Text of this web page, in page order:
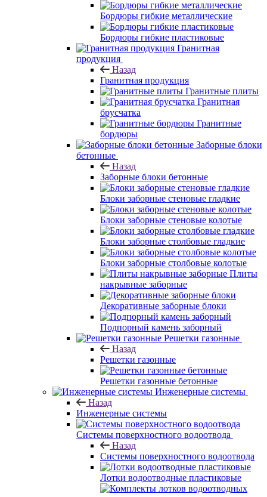
Бордюры гибкие металлические
Бордюры гибкие пластиковые
Гранитная
продукция
Назад
Гранитная продукция
Гранитные плиты
Гранитная
брусчатка
Гранитные
бордюры
Заборные блоки
бетонные
Назад
Заборные блоки бетонные
Блоки заборные стеновые гладкие
Блоки заборные стеновые колотые
Блоки заборные столбовые гладкие
Блоки заборные столбовые колотые
Плиты
накрывные заборные
Декоративные заборные блоки
Подпорный камень заборный
Решетки газонные
Назад
Решетки газонные
Решетки газонные бетонные
Инженерные системы
Назад
Инженерные системы
Системы поверхностного водоотвода
Назад
Системы поверхностного водоотвода
Лотки водоотводные пластиковые